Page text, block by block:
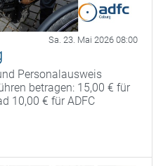
Sa. 23. Mai 2026 08:00
Personalausweis
betragen: 15,00 € für
10,00 € für ADFC